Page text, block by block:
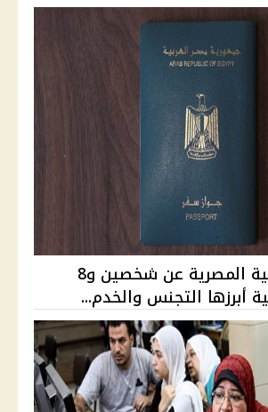
إسقاط الجنسية المصرية عن شخصين و8
أبرزها التجنس والخدم...